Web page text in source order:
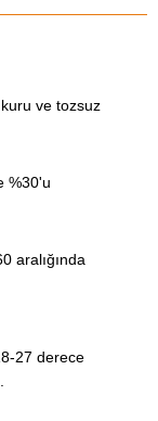
ve tozsuz
%30'u
aralığında
27 derece